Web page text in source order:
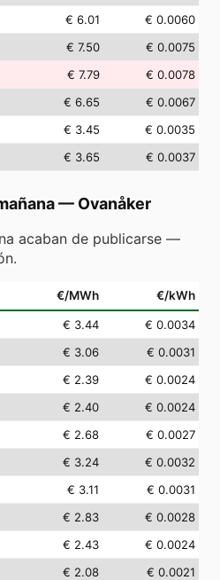
€ 6.01
€ 0.0060
€ 7.50
€ 0.0075
€ 7.79
€ 0.0078
€ 6.65
€ 0.0067
€ 3.45
€ 0.0035
€ 3.65 € 0.0037
— Ovanåker
acaban de publicarse —
€/MWh €/kWh
€ 3.44
€ 0.0034
€ 3.06
€ 0.0031
€ 2.39
€ 0.0024
€ 2.40
€ 0.0024
€ 2.68
€ 0.0027
€ 3.24
€ 0.0032
€ 3.11
€ 0.0031
€ 2.83
€ 0.0028
€ 2.43
€ 0.0024
€ 2.08
€ 0.0021